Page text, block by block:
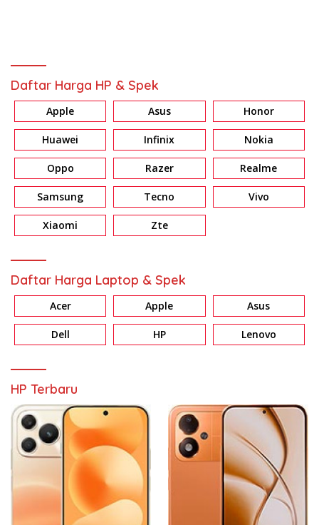
Daftar Harga HP & Spek
Apple Asus Honor
Huawei Infinix Nokia
Oppo Razer Realme
Samsung Tecno Vivo
Xiaomi Zte
Daftar Harga Laptop & Spek
Acer Apple Asus
Dell HP Lenovo
HP Terbaru